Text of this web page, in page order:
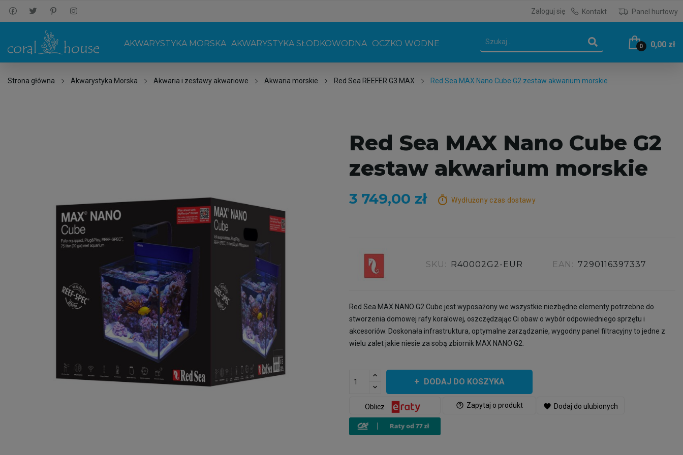
Zaloguj się Kontakt Panel hurtowy
AKWARYSTYKA MORSKA AKWARYSTYKA SŁODKOWODNA OCZKO WODNE 0 0,00 zł
Strona główna Akwarystyka Morska Akwaria i zestawy akwariowe Akwaria morskie Red Sea REEFER G3 MAX Red Sea MAX Nano Cube G2 zestaw akwarium morskie
Red Sea MAX Nano Cube G2
zestaw akwarium morskie
3 749,00 zł timer Wydłużony czas dostawy
SKU: R40002G2-EUR EAN: 7290116397337
Red Sea MAX NANO G2 Cube jest wyposażony we wszystkie niezbędne elementy potrzebne do
stworzenia domowej rafy koralowej, oszczędzając Ci obaw o wybór odpowiedniego sprzętu i
akcesoriów. Doskonała infrastruktura, optymalne zarządzanie, wygodny panel filtracyjny to jedne z
wielu zalet jakie niesie za sobą zbiornik MAX NANO G2.
DODAJ DO KOSZYKA
help_outline Zapytaj o produkt
Oblicz favorite Dodaj do ulubionych